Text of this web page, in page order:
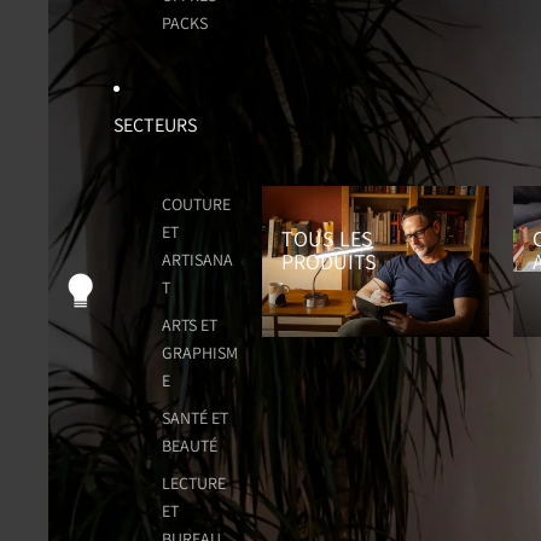
PACKS
SECTEURS
COUTURE
ET
ARTISANA
T
ARTS ET
GRAPHISM
E
SANTÉ ET
BEAUTÉ
LECTURE
ET
Tous les Produits
TOUS LES
PRODUITS